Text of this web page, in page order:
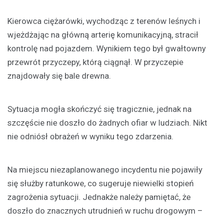
Kierowca ciężarówki, wychodząc z terenów leśnych i
wjeżdżając na główną arterię komunikacyjną, stracił
kontrolę nad pojazdem. Wynikiem tego był gwałtowny
przewrót przyczepy, którą ciągnął. W przyczepie
znajdowały się bale drewna.
Sytuacja mogła skończyć się tragicznie, jednak na
szczęście nie doszło do żadnych ofiar w ludziach. Nikt
nie odniósł obrażeń w wyniku tego zdarzenia.
Na miejscu niezaplanowanego incydentu nie pojawiły
się służby ratunkowe, co sugeruje niewielki stopień
zagrożenia sytuacji. Jednakże należy pamiętać, że
doszło do znacznych utrudnień w ruchu drogowym –